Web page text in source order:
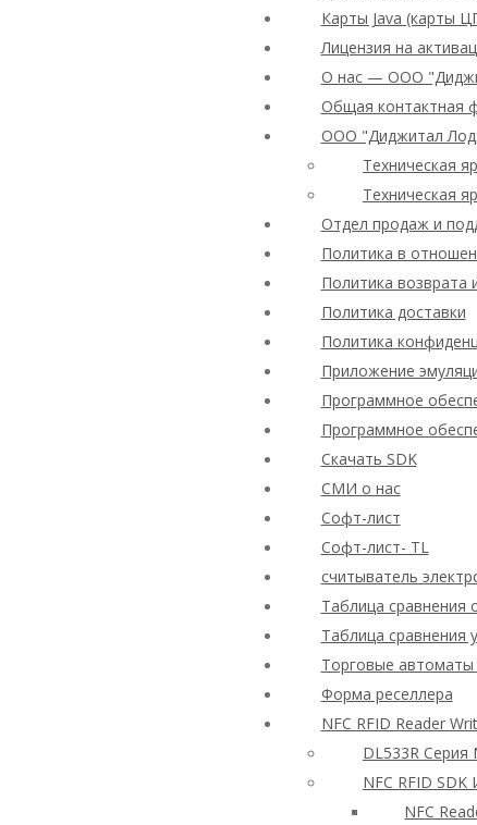
Карты Java (карты
Лицензия на
О нас — ООО
Общая контактная
ООО "Диджитал
Техническая
Техническая
Отдел продаж и
Политика в
Политика возврата
Политика доставки
Политика
Приложение
Программное
Программное
Скачать SDK
СМИ о нас
Софт-лист
Софт-лист- TL
считыватель
Таблица сравнения
Таблица сравнения
Торговые
Форма реселлера
NFC RFID Reader
DL533R Серия
NFC RFID
NFC